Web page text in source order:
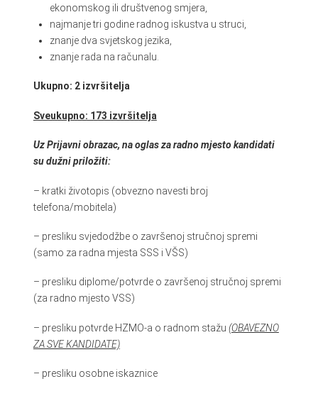
ekonomskog ili društvenog smjera,
najmanje tri godine radnog iskustva u struci,
znanje dva svjetskog jezika,
znanje rada na računalu.
Ukupno: 2 izvršitelja
Sveukupno: 173 izvršitelja
Uz Prijavni obrazac, na oglas za radno mjesto kandidati
su dužni priložiti:
– kratki životopis (obvezno navesti broj
telefona/mobitela)
– presliku svjedodžbe o završenoj stručnoj spremi
(samo za radna mjesta SSS i VŠS)
– presliku diplome/potvrde o završenoj stručnoj spremi
(za radno mjesto VSS)
– presliku potvrde HZMO-a o radnom stažu (OBAVEZNO
ZA SVE KANDIDATE)
– presliku osobne iskaznice